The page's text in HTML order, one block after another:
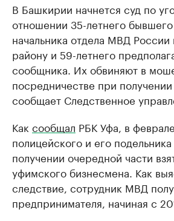
В Башкирии начнется суд по
отношении 35-летнего бывшего
начальника отдела МВД
району и 59-летнего
сообщника. Их обвиняют в
посредничестве при получении
сообщает Следственное
Как сообщал РБК Уфа, в
полицейского и его
получении очередной части
уфимского бизнесмена. Как
следствие, сотрудник МВД
предпринимателя, начиная с